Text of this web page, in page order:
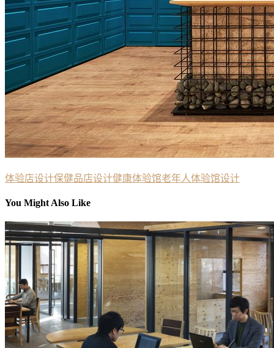
体验店设计保健品店设计健康体验馆老年人体验馆设计
You Might Also Like